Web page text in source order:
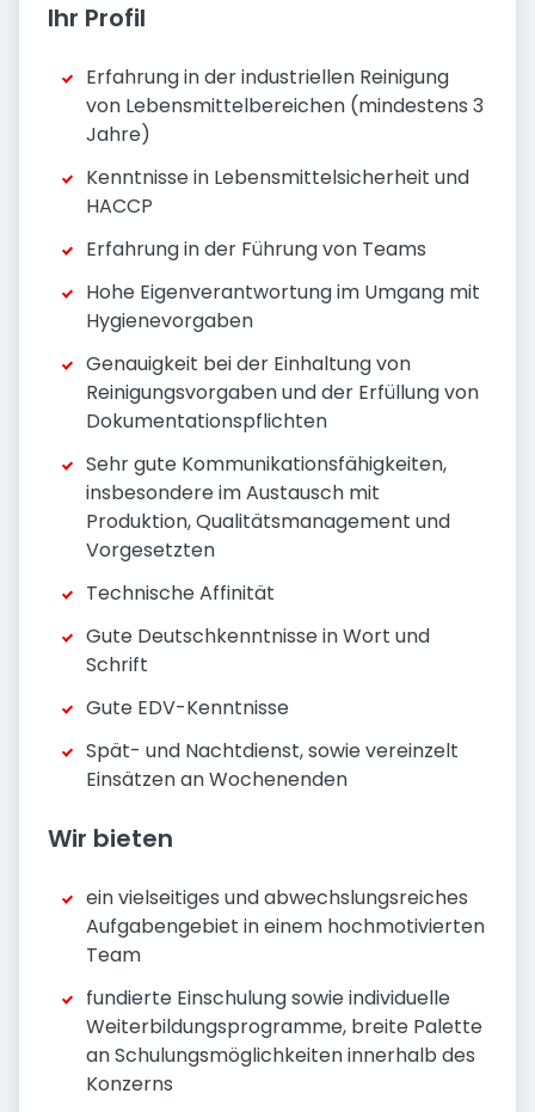
Ihr Profil
Erfahrung in der industriellen Reinigung
von Lebensmittelbereichen (mindestens 3
Jahre)
Kenntnisse in Lebensmittelsicherheit und
HACCP
Erfahrung in der Führung von Teams
Hohe Eigenverantwortung im Umgang mit
Hygienevorgaben
Genauigkeit bei der Einhaltung von
Reinigungsvorgaben und der Erfüllung von
Dokumentationspflichten
Sehr gute Kommunikationsfähigkeiten,
insbesondere im Austausch mit
Produktion, Qualitätsmanagement und
Vorgesetzten
Technische Affinität
Gute Deutschkenntnisse in Wort und
Schrift
Gute EDV-Kenntnisse
Spät- und Nachtdienst, sowie vereinzelt
Einsätzen an Wochenenden
Wir bieten
ein vielseitiges und abwechslungsreiches
Aufgabengebiet in einem hochmotivierten
Team
fundierte Einschulung sowie individuelle
Weiterbildungsprogramme, breite Palette
an Schulungsmöglichkeiten innerhalb des
Konzerns